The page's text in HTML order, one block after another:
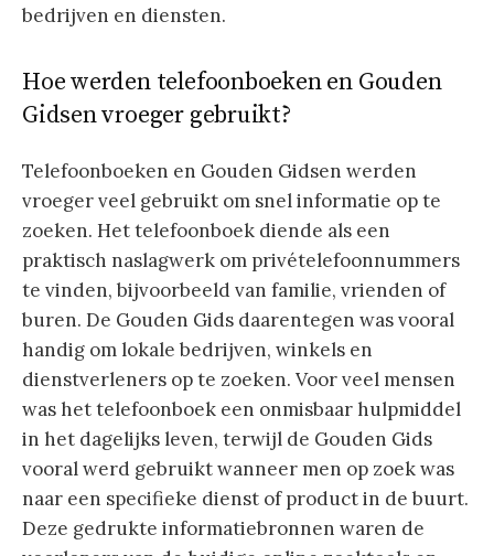
bedrijven en diensten.
Hoe werden telefoonboeken en Gouden
Gidsen vroeger gebruikt?
Telefoonboeken en Gouden Gidsen werden
vroeger veel gebruikt om snel informatie op te
zoeken. Het telefoonboek diende als een
praktisch naslagwerk om privételefoonnummers
te vinden, bijvoorbeeld van familie, vrienden of
buren. De Gouden Gids daarentegen was vooral
handig om lokale bedrijven, winkels en
dienstverleners op te zoeken. Voor veel mensen
was het telefoonboek een onmisbaar hulpmiddel
in het dagelijks leven, terwijl de Gouden Gids
vooral werd gebruikt wanneer men op zoek was
naar een specifieke dienst of product in de buurt.
Deze gedrukte informatiebronnen waren de